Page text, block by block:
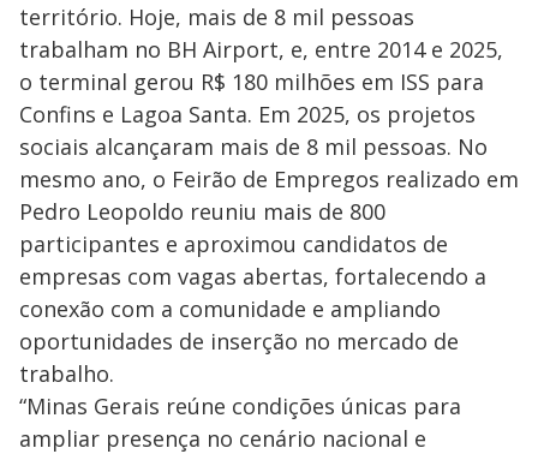
território. Hoje, mais de 8 mil pessoas
trabalham no BH Airport, e, entre 2014 e 2025,
o terminal gerou R$ 180 milhões em ISS para
Confins e Lagoa Santa. Em 2025, os projetos
sociais alcançaram mais de 8 mil pessoas. No
mesmo ano, o Feirão de Empregos realizado em
Pedro Leopoldo reuniu mais de 800
participantes e aproximou candidatos de
empresas com vagas abertas, fortalecendo a
conexão com a comunidade e ampliando
oportunidades de inserção no mercado de
trabalho.
“Minas Gerais reúne condições únicas para
ampliar presença no cenário nacional e